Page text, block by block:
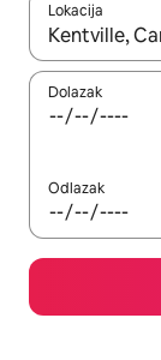
Lokacija
Kad su
Dolazak
Odlazak